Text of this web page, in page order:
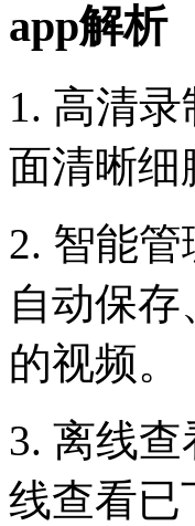
app解析
1. 高清
面清晰细
2. 智能
自动保
的视频。
3. 离线
线查看已